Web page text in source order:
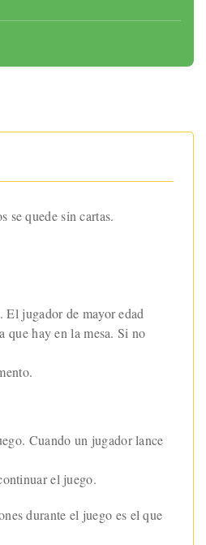
se quede sin cartas.
El jugador de mayor edad
que hay en la mesa. Si no
Cuando un jugador lance
el juego.
durante el juego es el que